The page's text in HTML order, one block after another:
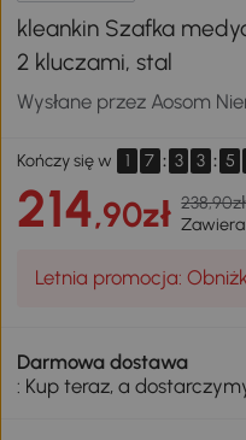
kleankin Szafka
2 kluczami, stal
Wysłane przez Aosom
Kończy się w 1 7 : 3 3 : 5
214,90zł 238,90zł
Zawiera
Letnia promocja:
Darmowa dostawa
: Kup teraz, a dostarczymy